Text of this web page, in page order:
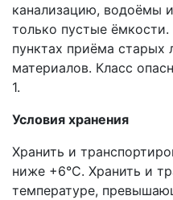
канализацию, водоёмы
только пустые
пунктах приёма старых
материалов. Класс
1.
Условия хранения
Хранить и
ниже +6°С. Хранить и
температуре,